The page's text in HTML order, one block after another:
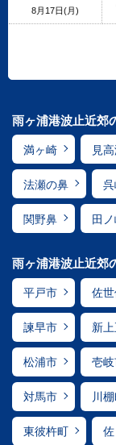
8月17日(月)
雨ヶ浦港波止近郊
満ヶ崎 見
法瀬の鼻
関野鼻 田
雨ヶ浦港波止近郊
平戸市 佐
諫早市 新
松浦市 壱
対馬市 川
東彼杵町